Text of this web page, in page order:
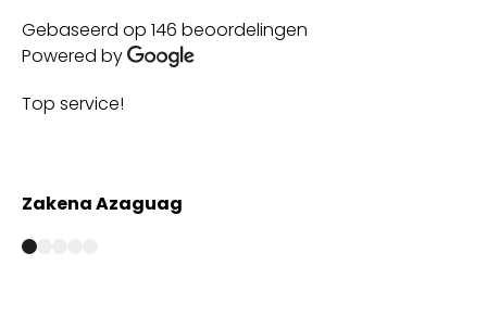
Gebaseerd op 146 beoordelingen
Powered by
Top service!
Zakena Azaguag